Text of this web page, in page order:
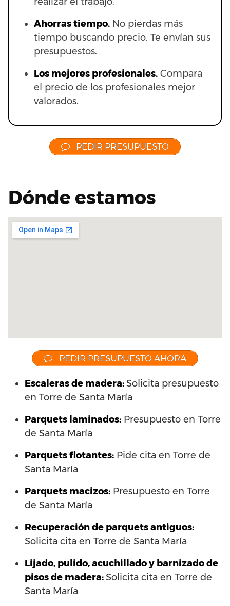
Ahorras tiempo. No pierdas más
tiempo buscando precio. Te envían sus
presupuestos.
Los mejores profesionales. Compara
el precio de los profesionales mejor
valorados.
PEDIR PRESUPUESTO
Dónde estamos
PEDIR PRESUPUESTO AHORA
Escaleras de madera:Solicita presupuesto
en Torre de Santa María
Parquets laminados: Presupuesto en Torre
de Santa María
Parquets flotantes: Pide cita en Torre de
Santa María
Parquets macizos: Presupuesto en Torre
de Santa María
Recuperación de parquets antiguos:
Solicita cita en Torre de Santa María
Lijado, pulido, acuchillado y barnizado de
pisos de madera:Solicita cita en Torre de
Santa María